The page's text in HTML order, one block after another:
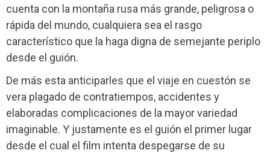
cuenta con la montaña rusa más grande, peligrosa o
rápida del mundo, cualquiera sea el rasgo
característico que la haga digna de semejante periplo
desde el guión.
De más esta anticiparles que el viaje en cuestón se
vera plagado de contratiempos, accidentes y
elaboradas complicaciones de la mayor variedad
imaginable. Y justamente es el guión el primer lugar
desde el cual el film intenta despegarse de su